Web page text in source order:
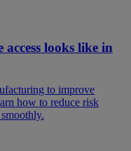
looks like in
to improve
how to reduce risk